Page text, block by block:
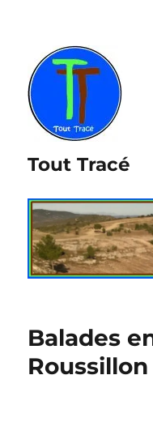
Tout Tracé
Balades
Roussillon